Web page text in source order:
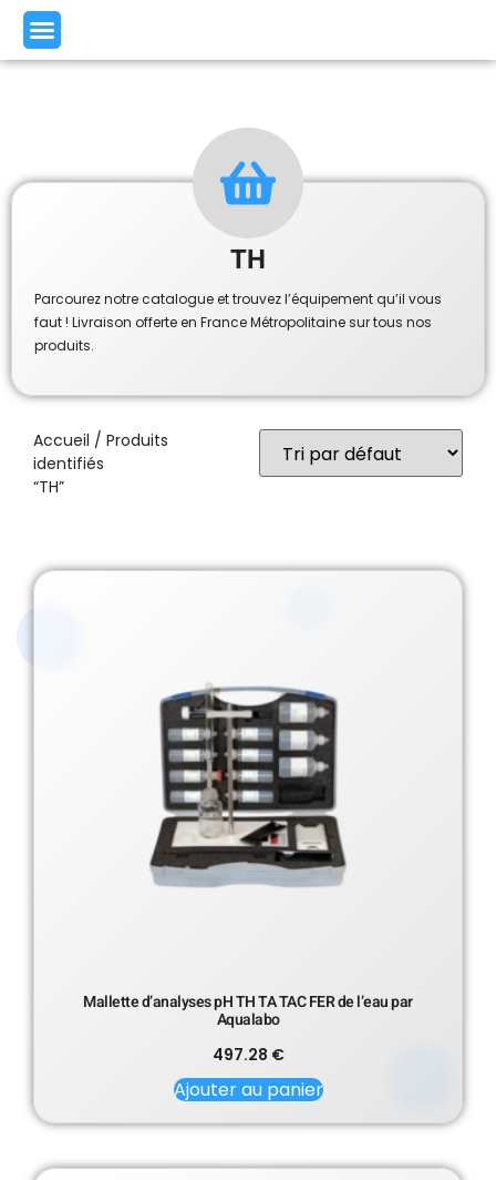
TH
Parcourez notre catalogue et trouvez l’équipement qu’il vous
faut ! Livraison offerte en France Métropolitaine sur tous nos
produits.
Accueil / Produits
identifiés
“TH”
Mallette d’analyses pH TH TA TAC FER de l’eau par
Aqualabo
497.28 €
Ajouter au panier